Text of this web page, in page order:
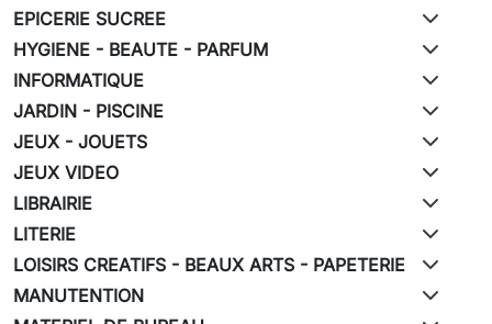
EPICERIE SUCREE
HYGIENE - BEAUTE - PARFUM
INFORMATIQUE
JARDIN - PISCINE
JEUX - JOUETS
JEUX VIDEO
LIBRAIRIE
LITERIE
LOISIRS CREATIFS - BEAUX ARTS - PAPETERIE
MANUTENTION